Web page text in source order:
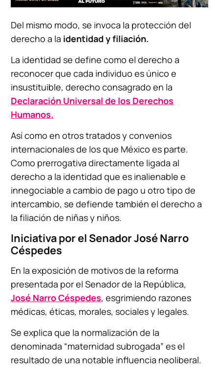
Del mismo modo, se invoca la protección del
derecho a la identidad y filiación.
La identidad se define como el derecho a
reconocer que cada individuo es único e
insustituible, derecho consagrado en la
Declaración Universal de los Derechos
Humanos.
Así como en otros tratados y convenios
internacionales de los que México es parte.
Como prerrogativa directamente ligada al
derecho a la identidad que es inalienable e
innegociable a cambio de pago u otro tipo de
intercambio, se defiende también el derecho a
la filiación de niñas y niños.
Iniciativa por el Senador José Narro
Céspedes
En la exposición de motivos de la reforma
presentada por el Senador de la República,
José Narro Céspedes, esgrimiendo razones
médicas, éticas, morales, sociales y legales.
Se explica que la normalización de la
denominada “maternidad subrogada” es el
resultado de una notable influencia neoliberal.